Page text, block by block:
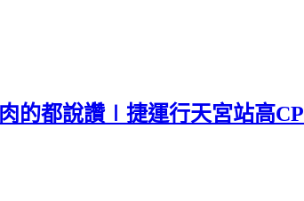
的都說讚∣捷運行天宮站高